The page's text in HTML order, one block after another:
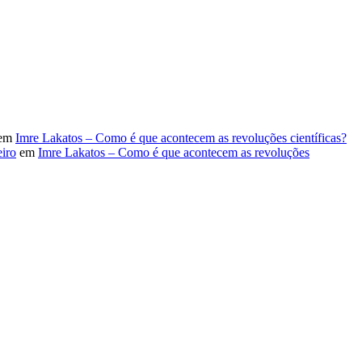
Imre Lakatos – Como é que acontecem as revoluções científicas?
em Imre Lakatos – Como é que acontecem as revoluções